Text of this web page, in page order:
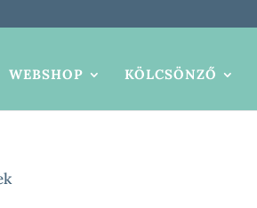
WEBSHOP KÖLCSÖNZŐ